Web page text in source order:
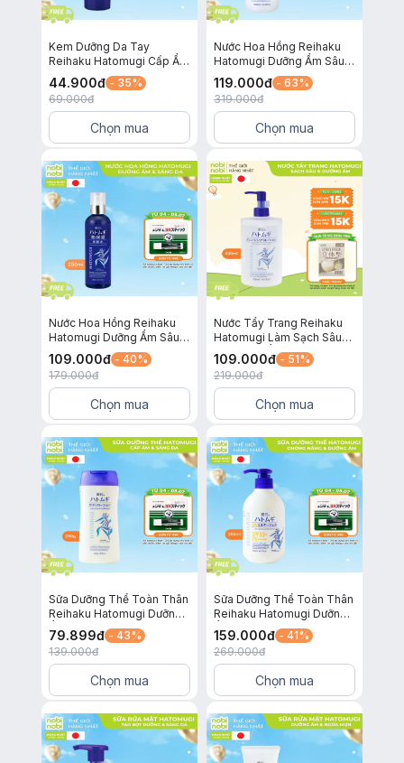
Kem Dưỡng Da Tay
Reihaku Hatomugi Cấp Ẩm
Mềm Mịn và Ngừa Nếp
Nhăn 65g
44.900đ - 35%
69.000đ
Chọn mua
Nước Hoa Hồng Reihaku
Hatomugi Dưỡng Ẩm Sâu
và Làm Sáng Da 1000ml
119.000đ - 63%
319.000đ
Chọn mua
Nước Hoa Hồng Reihaku
Hatomugi Dưỡng Ẩm Sâu
và Làm Sáng Da 250ml
109.000đ - 40%
179.000đ
Chọn mua
Nước Tẩy Trang Reihaku
Hatomugi Làm Sạch Sâu
và Dưỡng Ẩm Cho Da
500ml
109.000đ - 51%
219.000đ
Chọn mua
Sữa Dưỡng Thể Toàn Thân
Reihaku Hatomugi Dưỡng
Ẩm và Làm Sáng Da 250g
79.899đ - 43%
139.000đ
Chọn mua
Sữa Dưỡng Thể Toàn Thân
Reihaku Hatomugi Dưỡng
Ẩm và Làm Sáng Da
SPF50+ PA++++ 250ml
159.000đ - 41%
269.000đ
Chọn mua